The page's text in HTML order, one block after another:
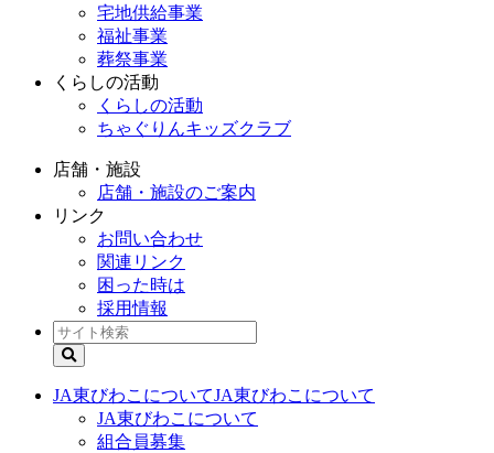
宅地供給事業
福祉事業
葬祭事業
くらしの活動
くらしの活動
ちゃぐりんキッズクラブ
店舗・施設
店舗・施設のご案内
リンク
お問い合わせ
関連リンク
困った時は
採用情報
JA東びわこについてJA東びわこについて
JA東びわこについて
組合員募集